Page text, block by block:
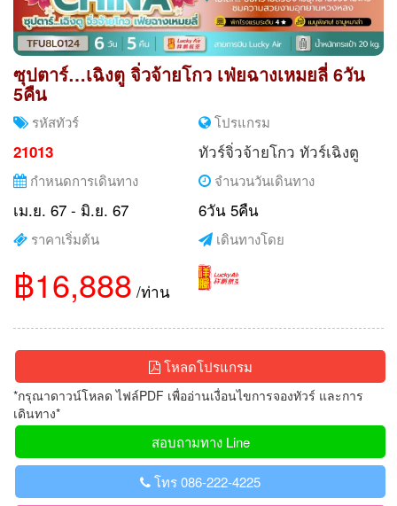
ซุปตาร์…เฉิงตู จิ่วจ้ายโกว เฟ่ยฉางเหมยลี่ 6วัน
5คืน
รหัสทัวร์
21013
โปรแกรม
ทัวร์จิ่วจ้ายโกว ทัวร์เฉิงตู
กำหนดการเดินทาง
เม.ย. 67 - มิ.ย. 67
จำนวนวันเดินทาง
6วัน 5คืน
ราคาเริ่มต้น
฿16,888 /ท่าน
เดินทางโดย
โหลดโปรแกรม
*กรุณาดาวน์โหลด ไฟล์PDF เพื่ออ่านเงื่อนไขการจองทัวร์ และการ
เดินทาง*
สอบถามทาง Line
โทร 086-222-4225